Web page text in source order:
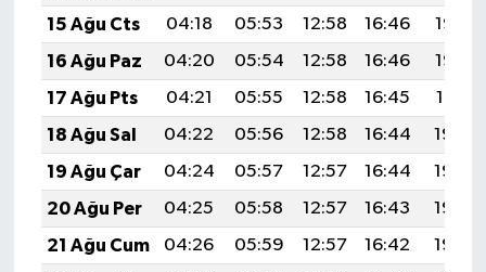
15 Ağu Cts
04:18 05:53 12:58 16:46
19:53
16 Ağu Paz
04:20 05:54 12:58 16:46
19:52
17 Ağu Pts
04:21 05:55 12:58 16:45
19:51
18 Ağu Sal
04:22 05:56 12:58 16:44
19:49
19 Ağu Çar
04:24 05:57 12:57 16:44
19:48
20 Ağu Per
04:25 05:58 12:57 16:43
19:46
21 Ağu Cum
04:26 05:59 12:57 16:42
19:45